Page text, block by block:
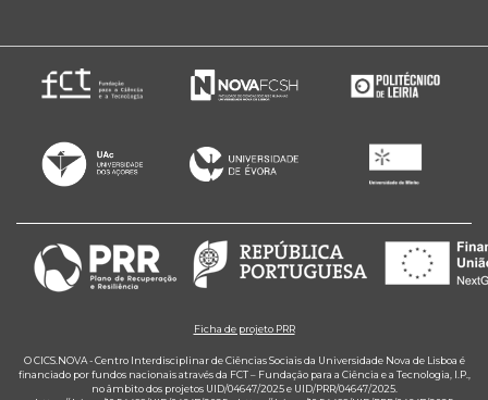
Ficha de projeto PRR
O CICS.NOVA - Centro Interdisciplinar de Ciências Sociais da Universidade Nova de Lisboa é
financiado por fundos nacionais através da FCT – Fundação para a Ciência e a Tecnologia, I.P.,
no âmbito dos projetos UID/04647/2025 e UID/PRR/04647/2025.